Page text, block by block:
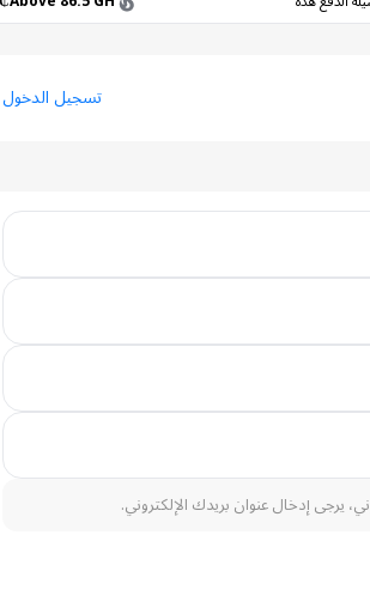
تسجيل الدخول
يرجى إدخال عنوان بريدك الإلكتروني.